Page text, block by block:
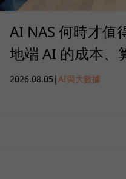
AI NAS 何時才值
地端 AI 的成本、
2026.08.05 |AI與大數據